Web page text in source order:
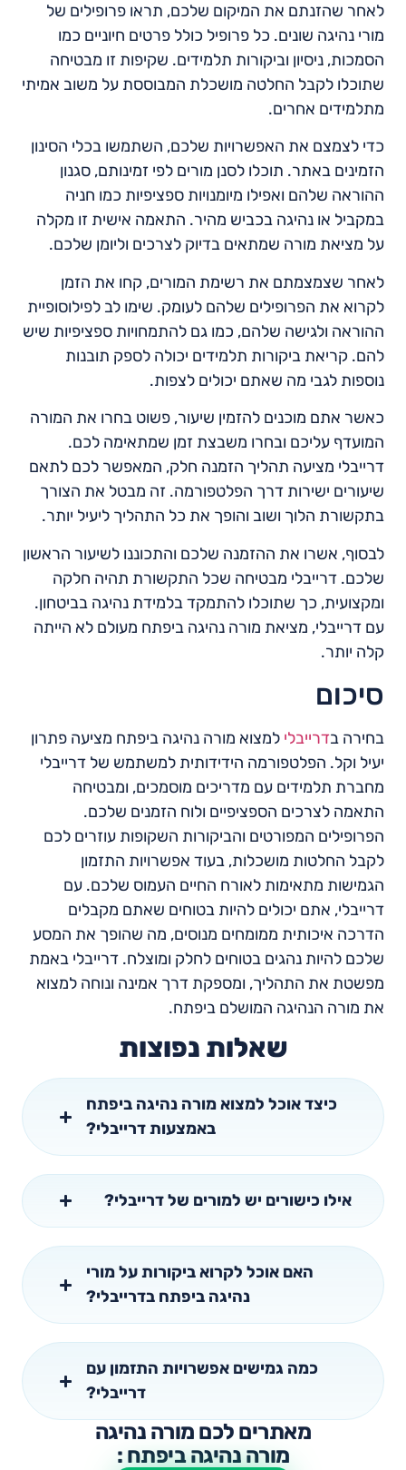
לאחר שהזנתם את המיקום שלכם, תראו פרופילים של
מורי נהיגה שונים. כל פרופיל כולל פרטים חיוניים כמו
הסמכות, ניסיון וביקורות תלמידים. שקיפות זו מבטיחה
שתוכלו לקבל החלטה מושכלת המבוססת על משוב אמיתי
מתלמידים אחרים.
כדי לצמצם את האפשרויות שלכם, השתמשו בכלי הסינון
הזמינים באתר. תוכלו לסנן מורים לפי זמינותם, סגנון
ההוראה שלהם ואפילו מיומנויות ספציפיות כמו חניה
במקביל או נהיגה בכביש מהיר. התאמה אישית זו מקלה
על מציאת מורה שמתאים בדיוק לצרכים וליומן שלכם.
לאחר שצמצמתם את רשימת המורים, קחו את הזמן
לקרוא את הפרופילים שלהם לעומק. שימו לב לפילוסופיית
ההוראה ולגישה שלהם, כמו גם להתמחויות ספציפיות שיש
להם. קריאת ביקורות תלמידים יכולה לספק תובנות
נוספות לגבי מה שאתם יכולים לצפות.
כאשר אתם מוכנים להזמין שיעור, פשוט בחרו את המורה
המועדף עליכם ובחרו משבצת זמן שמתאימה לכם.
דרייבלי מציעה תהליך הזמנה חלק, המאפשר לכם לתאם
שיעורים ישירות דרך הפלטפורמה. זה מבטל את הצורך
בתקשורת הלוך ושוב והופך את כל התהליך ליעיל יותר.
לבסוף, אשרו את ההזמנה שלכם והתכוננו לשיעור הראשון
שלכם. דרייבלי מבטיחה שכל התקשורת תהיה חלקה
ומקצועית, כך שתוכלו להתמקד בלמידת נהיגה בביטחון.
עם דרייבלי, מציאת מורה נהיגה ביפתח מעולם לא הייתה
קלה יותר.
סיכום
בחירה בדרייבלי למצוא מורה נהיגה ביפתח מציעה פתרון
יעיל וקל. הפלטפורמה הידידותית למשתמש של דרייבלי
מחברת תלמידים עם מדריכים מוסמכים, ומבטיחה
התאמה לצרכים הספציפיים ולוח הזמנים שלכם.
הפרופילים המפורטים והביקורות השקופות עוזרים לכם
לקבל החלטות מושכלות, בעוד אפשרויות התזמון
הגמישות מתאימות לאורח החיים העמוס שלכם. עם
דרייבלי, אתם יכולים להיות בטוחים שאתם מקבלים
הדרכה איכותית ממומחים מנוסים, מה שהופך את המסע
שלכם להיות נהגים בטוחים לחלק ומוצלח. דרייבלי באמת
מפשטת את התהליך, ומספקת דרך אמינה ונוחה למצוא
את מורה הנהיגה המושלם ביפתח.
שאלות נפוצות
כיצד אוכל למצוא מורה נהיגה ביפתח
באמצעות דרייבלי?
אילו כישורים יש למורים של דרייבלי?
האם אוכל לקרוא ביקורות על מורי
נהיגה ביפתח בדרייבלי?
כמה גמישים אפשרויות התזמון עם
דרייבלי?
מאתרים לכם מורה נהיגה
מורה נהיגה ביפתח :